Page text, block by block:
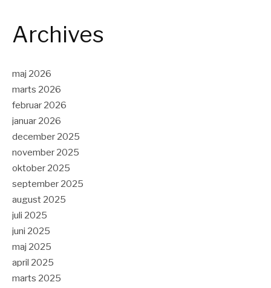
Archives
maj 2026
marts 2026
februar 2026
januar 2026
december 2025
november 2025
oktober 2025
september 2025
august 2025
juli 2025
juni 2025
maj 2025
april 2025
marts 2025